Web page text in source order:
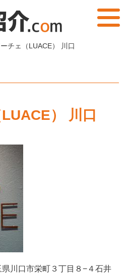
チェ（LUACE） 川口
） 川口
県 川口市栄町３丁目８−４石井